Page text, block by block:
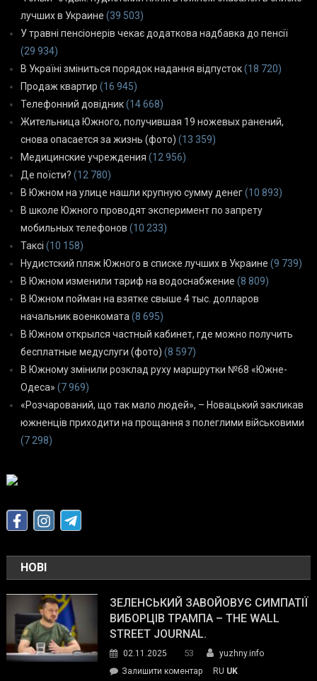
лучших в Украине (39 503)
У травні пенсіонерів чекає додаткова надбавка до пенсії
(29 934)
В Україні зміниться порядок надання відпусток(18 720)
Продаж квартир (16 945)
Телефонний довідник(14 668)
Жительница Южного, получившая 19 ножевых ранений,
снова опасается за жизнь (фото) (13 359)
Медицинские учреждения (12 956)
Де поїсти? (12 780)
В Южном на улице нашли крупную сумму денег(10 893)
В школе Южного проводят эксперимент по запрету
мобильных телефонов (10 233)
Таксі (10 158)
Нудистский пляж Южного в списке лучших в Украине (9 739)
В Южном изменили тариф на водоснабжение (8 809)
В Южном пойман на взятке свыше 4 тыс. долларов
начальник военкомата (8 695)
В Южном открылся частный кабинет, где можно получить
бесплатные медуслуги (фото) (8 597)
В Южному змінили розклад руху маршрутки №68 «Южне-
Одеса» (7 969)
«Розчарований, що так мало людей», – Новацький закликав
южненців приходити на прощання з полеглими військовими
(7 298)
НОВІ
ЗЕЛЕНСЬКИЙ ЗАВОЙОВУЄ СИМПАТІЇ
ВИБОРЦІВ ТРАМПА – THE WALL
STREET JOURNAL.
02.11.2025 53
yuzhny.info
Залишити коментарon
RU UK